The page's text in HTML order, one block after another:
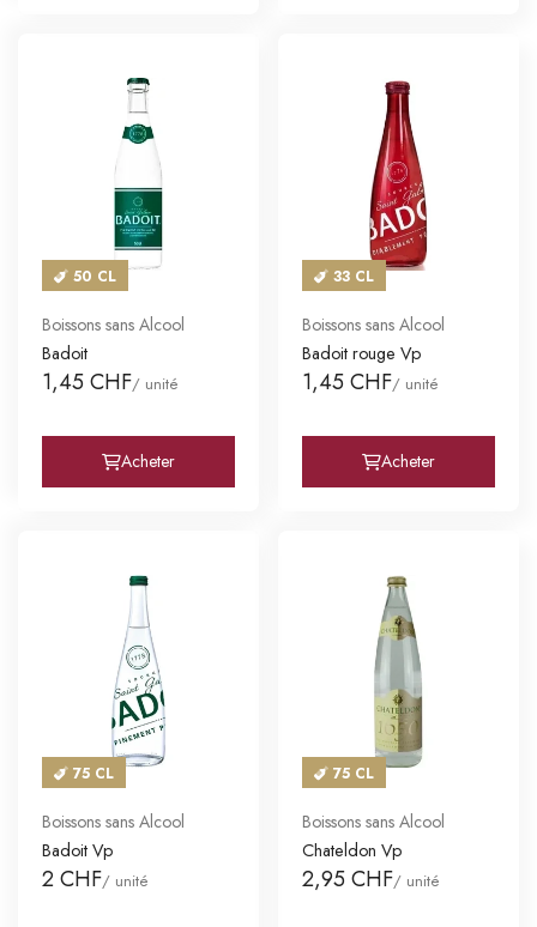
50 CL
Boissons sans Alcool
Badoit
1,45 CHF/ unité
Acheter
33 CL
Boissons sans Alcool
Badoit rouge Vp
1,45 CHF/ unité
Acheter
75 CL
Boissons sans Alcool
Badoit Vp
2 CHF/ unité
75 CL
Boissons sans Alcool
Chateldon Vp
2,95 CHF/ unité